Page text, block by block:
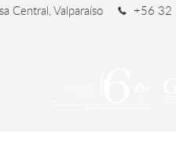
Central, Valparaíso +56 32